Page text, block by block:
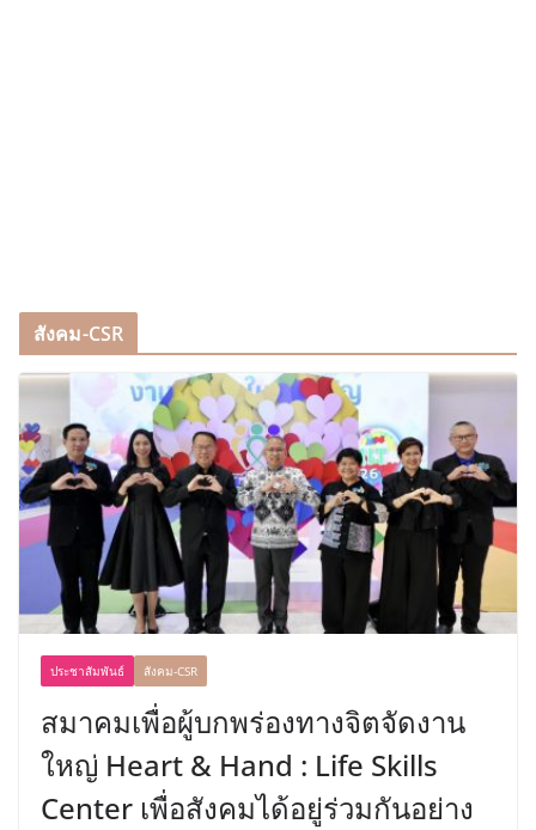
สังคม-CSR
ประชาสัมพันธ์ สังคม-CSR
สมาคมเพื่อผู้บกพร่องทางจิตจัดงาน
ใหญ่ Heart & Hand : Life Skills
Center เพื่อสังคมได้อยู่ร่วมกันอย่าง